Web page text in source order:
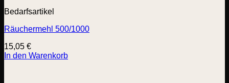
Bedarfsartikel
Räuchermehl 500/1000
15,05 €
In den Warenkorb